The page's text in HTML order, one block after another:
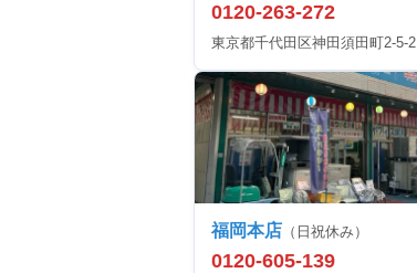
0120-263-272
東京都千代田区神田須田町2-5-2
福岡本店 （日祝休み）
0120-605-139